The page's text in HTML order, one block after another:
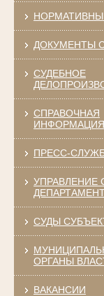
ДОКУМЕНТЫ
СУДЕБНОЕ
СПРАВОЧНАЯ
ИНФОРМАЦИЯ
ПРЕСС-
УПРАВЛЕНИЕ
СУДЫ
ОРГАНЫ
ВАКАНСИИ